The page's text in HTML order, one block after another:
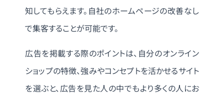
知してもらえます。自社のホームページの改善なし
で集客することが可能です。
広告を掲載する際のポイントは、自分のオンライン
ショップの特徴、強みやコンセプトを活かせるサイト
を選ぶと、広告を見た人の中でもより多くの人にお